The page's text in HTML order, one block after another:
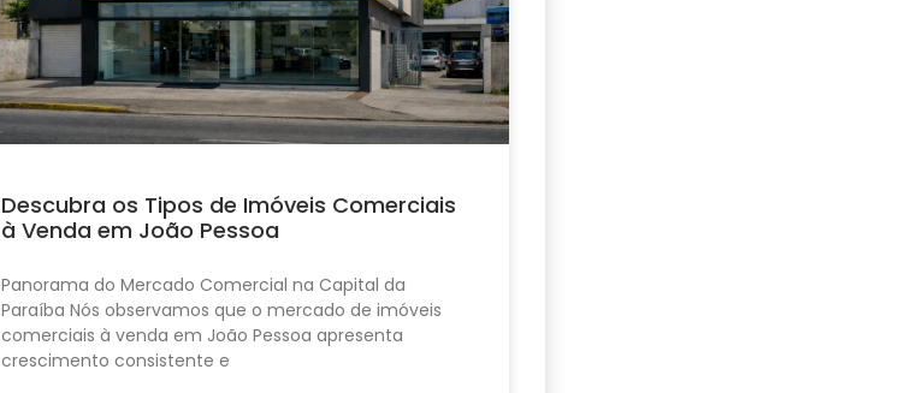
Descubra os Tipos de Imóveis Comerciais
à Venda em João Pessoa
Panorama do Mercado Comercial na Capital da
Paraíba Nós observamos que o mercado de imóveis
comerciais à venda em João Pessoa apresenta
crescimento consistente e